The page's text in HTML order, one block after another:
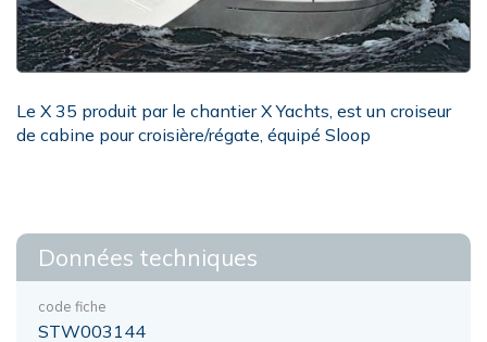
Le X 35 produit par le chantier X Yachts, est un croiseur
de cabine pour croisière/régate, équipé Sloop
Données techniques
code fiche
STW003144